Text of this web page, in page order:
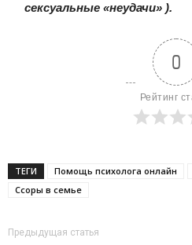
сексуальные «неудачи» ).
0
Рейтинг
ТЕГИ Помощь психолога онлайн
Ссоры в семье
Предыдущая статья